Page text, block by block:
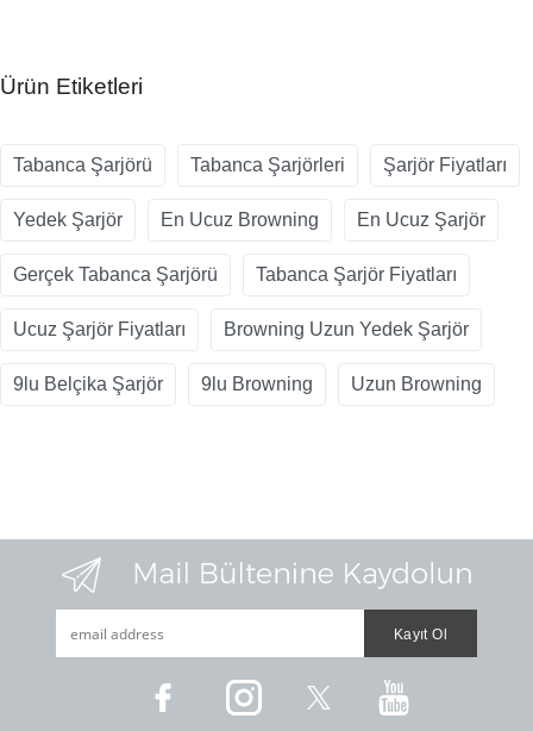
Ürün Etiketleri
Tabanca Şarjörü Tabanca Şarjörleri Şarjör Fiyatları
Yedek Şarjör En Ucuz Browning En Ucuz Şarjör
Gerçek Tabanca Şarjörü Tabanca Şarjör Fiyatları
Ucuz Şarjör Fiyatları Browning Uzun Yedek Şarjör
9lu Belçika Şarjör 9lu Browning Uzun Browning